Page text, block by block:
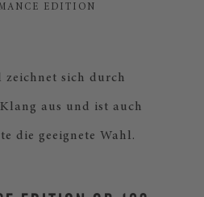
EDITION
zeichnet sich durch
aus und ist auch
die geeignete Wahl.